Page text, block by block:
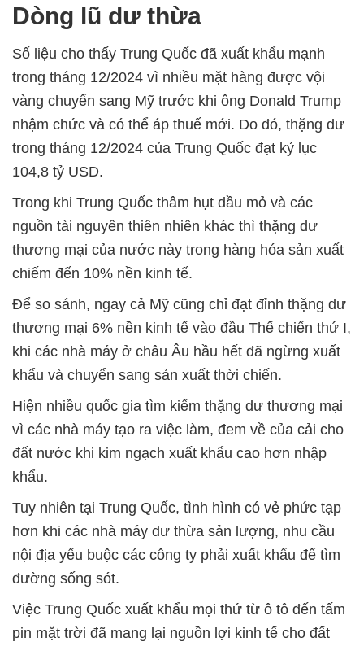
Dòng lũ dư thừa
Số liệu cho thấy Trung Quốc đã xuất khẩu mạnh
trong tháng 12/2024 vì nhiều mặt hàng được vội
vàng chuyển sang Mỹ trước khi ông Donald Trump
nhậm chức và có thể áp thuế mới. Do đó, thặng dư
trong tháng 12/2024 của Trung Quốc đạt kỷ lục
104,8 tỷ USD.
Trong khi Trung Quốc thâm hụt dầu mỏ và các
nguồn tài nguyên thiên nhiên khác thì thặng dư
thương mại của nước này trong hàng hóa sản xuất
chiếm đến 10% nền kinh tế.
Để so sánh, ngay cả Mỹ cũng chỉ đạt đỉnh thặng dư
thương mại 6% nền kinh tế vào đầu Thế chiến thứ I,
khi các nhà máy ở châu Âu hầu hết đã ngừng xuất
khẩu và chuyển sang sản xuất thời chiến.
Hiện nhiều quốc gia tìm kiếm thặng dư thương mại
vì các nhà máy tạo ra việc làm, đem về của cải cho
đất nước khi kim ngạch xuất khẩu cao hơn nhập
khẩu.
Tuy nhiên tại Trung Quốc, tình hình có vẻ phức tạp
hơn khi các nhà máy dư thừa sản lượng, nhu cầu
nội địa yếu buộc các công ty phải xuất khẩu để tìm
đường sống sót.
Việc Trung Quốc xuất khẩu mọi thứ từ ô tô đến tấm
pin mặt trời đã mang lại nguồn lợi kinh tế cho đất